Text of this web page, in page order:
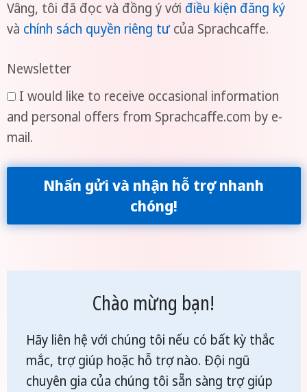
Vâng, tôi đã đọc và đồng ý với điều kiện đăng ký
và chính sách quyền riêng tưcủa Sprachcaffe.
Newsletter
I would like to receive occasional information
and personal offers from Sprachcaffe.com by e-
mail.
Nhấn gửi và nhận hỗ trợ nhanh
chóng!
Chào mừng bạn!
Hãy liên hệ với chúng tôi nếu có bất kỳ thắc
mắc, trợ giúp hoặc hỗ trợ nào. Đội ngũ
chuyên gia của chúng tôi sẵn sàng trợ giúp